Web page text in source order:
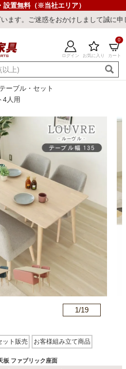
設置無料（※当社エリア）
おかけしまして誠に申し訳ございませ
ログイン お気に入り カート
0
新規会員登録
閲覧履歴
感寝具 ワークデスク ウィルトンラ
・セット
ーブル・セット
4人用
1/19
ット販売 お客様組み立て商品
天然木無垢天板 ファブリック座面
板 ファブリック座面